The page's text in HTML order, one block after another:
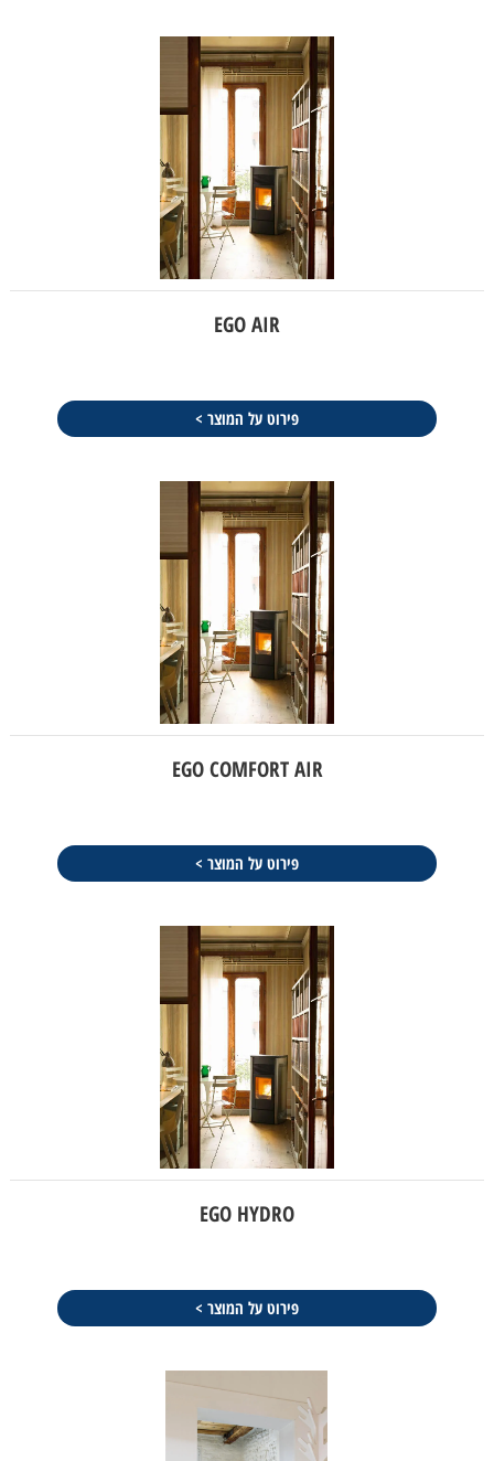
EGO AIR
פירוט על המוצר >
EGO COMFORT AIR
פירוט על המוצר >
EGO HYDRO
פירוט על המוצר >